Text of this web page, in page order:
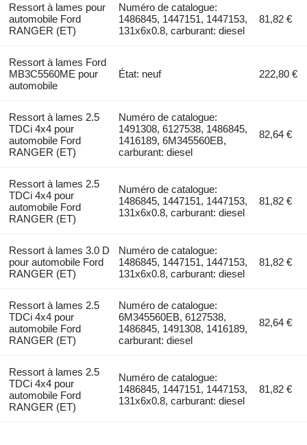
Ressort à lames pour
automobile Ford
RANGER (ET)
Numéro de catalogue:
1486845, 1447151, 1447153,
131x6x0.8, carburant: diesel
81,82 €
Ressort à lames Ford
MB3C5560ME pour
automobile
État: neuf 222,80 €
Ressort à lames 2.5
TDCi 4x4 pour
automobile Ford
RANGER (ET)
Numéro de catalogue:
1491308, 6127538, 1486845,
1416189, 6M345560EB,
carburant: diesel
82,64 €
Ressort à lames 2.5
TDCi 4x4 pour
automobile Ford
RANGER (ET)
Numéro de catalogue:
1486845, 1447151, 1447153,
131x6x0.8, carburant: diesel
81,82 €
Ressort à lames 3.0 D
pour automobile Ford
RANGER (ET)
Numéro de catalogue:
1486845, 1447151, 1447153,
131x6x0.8, carburant: diesel
81,82 €
Ressort à lames 2.5
TDCi 4x4 pour
automobile Ford
RANGER (ET)
Numéro de catalogue:
6M345560EB, 6127538,
1486845, 1491308, 1416189,
carburant: diesel
82,64 €
Ressort à lames 2.5
TDCi 4x4 pour
automobile Ford
RANGER (ET)
Numéro de catalogue:
1486845, 1447151, 1447153,
131x6x0.8, carburant: diesel
81,82 €